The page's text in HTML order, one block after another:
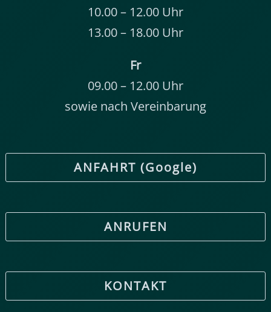
10.00 – 12.00 Uhr
13.00 – 18.00 Uhr
Fr
09.00 – 12.00 Uhr
sowie nach Vereinbarung
ANFAHRT (Google)
ANRUFEN
KONTAKT